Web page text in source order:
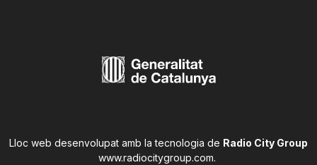
Lloc web desenvolupat amb la tecnologia de Radio City Group
www.radiocitygroup.com.